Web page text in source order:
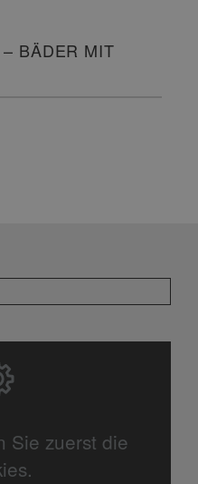
BÄDER MIT
Sie zuerst die